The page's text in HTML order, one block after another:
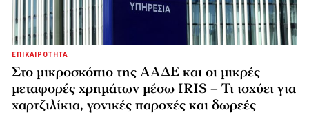
ΕΠΙΚΑΙΡΟΤΗΤΑ
Στο μικροσκόπιο της ΑΑΔΕ και οι μικρές
μεταφορές χρημάτων μέσω IRIS – Τι ισχύει για
χαρτζιλίκια, γονικές παροχές και δωρεές